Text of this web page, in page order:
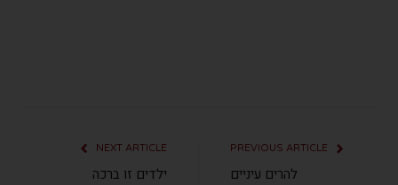
להרים עיניים
NEXT ARTICLE
ילדים זו ברכה